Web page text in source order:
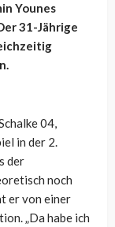
Younes
31-Jährige
04,
in der 2.
der
noch
er von einer
„Da habe ich